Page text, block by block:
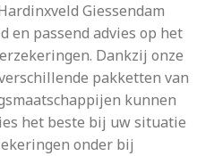
Giessendam
en passend advies op het
Dankzij onze
pakketten van
kunnen
het beste bij uw situatie
onder bij